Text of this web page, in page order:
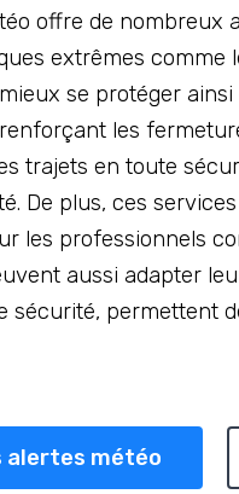
offre de nombreux
extrêmes comme
se protéger
les
trajets en toute
De plus, ces
les professionnels
aussi adapter
permettent
alertes météo